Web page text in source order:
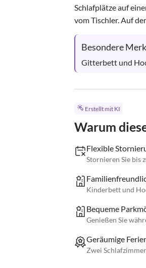
Schlafplätze auf
vom Tischler. Auf
Besondere
Gitterbett und
Erstellt mit KI
Warum
Flexible
Stornieren Sie bis
Kinderbett und
Bequeme
Genießen Sie
Geräumige
Zwei